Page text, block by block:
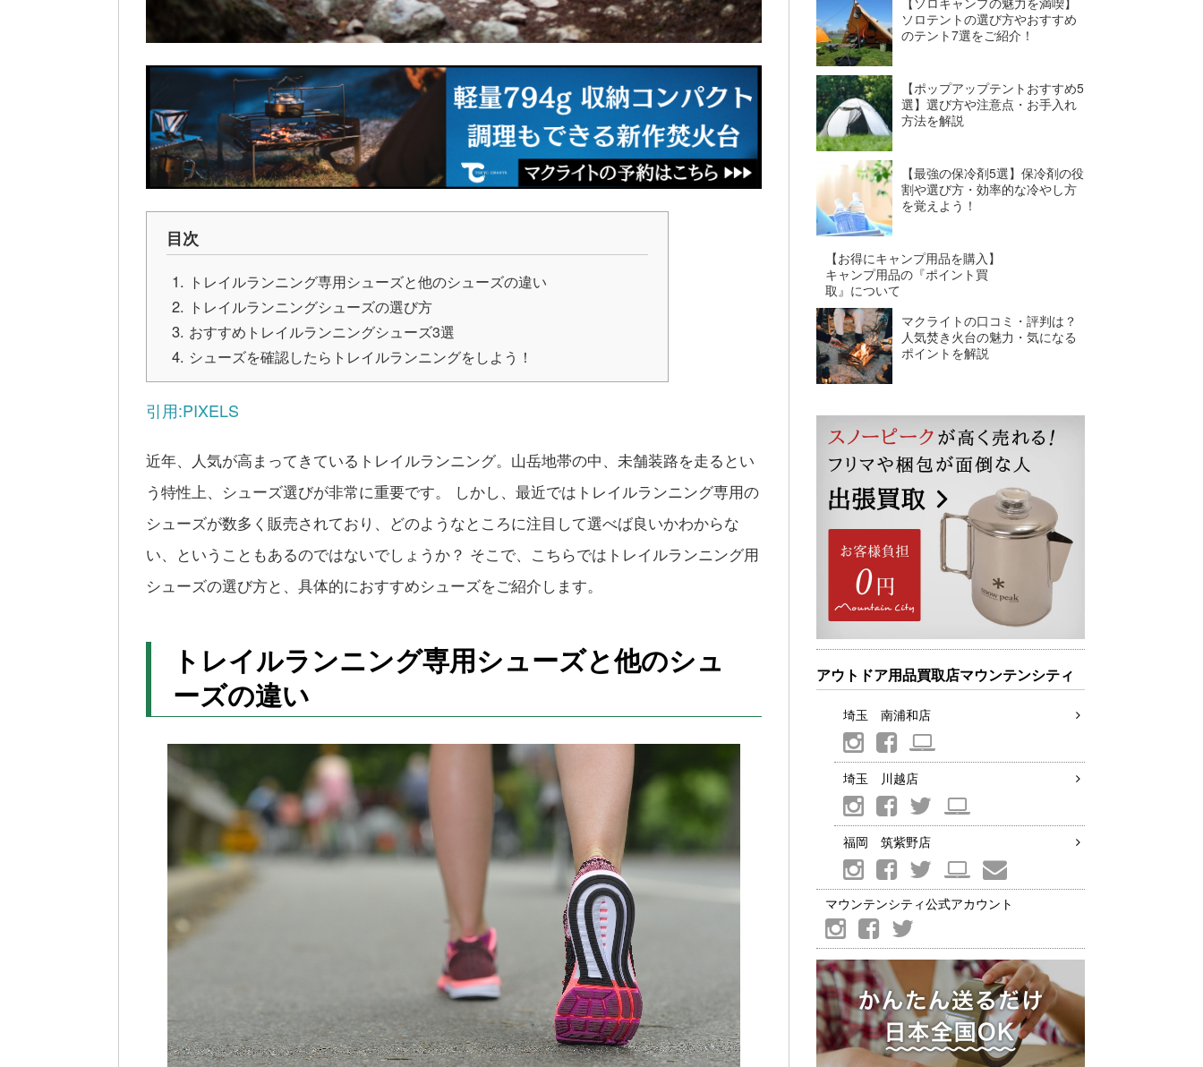
目次
トレイルランニング専用シューズと他のシューズの違い
トレイルランニングシューズの選び方
おすすめトレイルランニングシューズ3選
シューズを確認したらトレイルランニングをしよう！
引用:PIXELS
近年、人気が高まってきているトレイルランニング。山岳地帯の中、未舗装路を走るとい
う特性上、シューズ選びが非常に重要です。 しかし、最近ではトレイルランニング専用の
シューズが数多く販売されており、どのようなところに注目して選べば良いかわからな
い、ということもあるのではないでしょうか？ そこで、こちらではトレイルランニング用
シューズの選び方と、具体的におすすめシューズをご紹介します。
トレイルランニング専用シューズと他のシュ
ーズの違い
ソロテントの選び方やおすすめ
のテント7選をご紹介！
【ポップアップテントおすすめ5
選】選び方や注意点・お手入れ
方法を解説
【最強の保冷剤5選】保冷剤の役
割や選び方・効率的な冷やし方
を覚えよう！
【お得にキャンプ用品を購入】
キャンプ用品の『ポイント買
取』について
マクライトの口コミ・評判は？
人気焚き火台の魅力・気になる
ポイントを解説
アウトドア用品買取店マウンテンシティ
埼玉 南浦和店
埼玉 川越店
福岡 筑紫野店
マウンテンシティ公式アカウント